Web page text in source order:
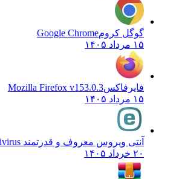
گوگل کروم Google Chrome
فایرفاکس Mozilla Firefox v153.0.3
آنتی ویروس معروف و قدرتمند NOD32Antivirus